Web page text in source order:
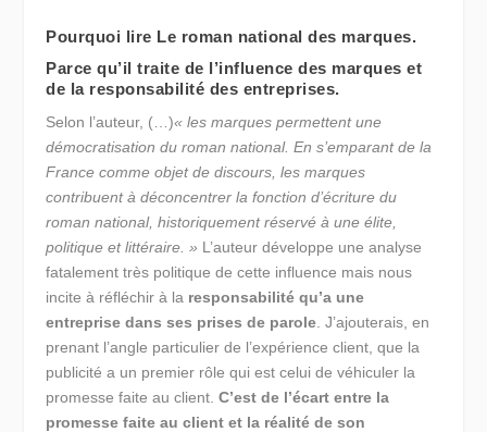
Pourquoi lire Le roman national des marques.
Parce qu’il traite de l’influence des marques et
de la responsabilité des entreprises.
Selon l’auteur, (…)« les marques permettent une
démocratisation du roman national. En s’emparant de la
France comme objet de discours, les marques
contribuent à déconcentrer la fonction d’écriture du
roman national, historiquement réservé à une élite,
politique et littéraire. » L’auteur développe une analyse
fatalement très politique de cette influence mais nous
incite à réfléchir à la responsabilité qu’a une
entreprise dans ses prises de parole . J’ajouterais, en
prenant l’angle particulier de l’expérience client, que la
publicité a un premier rôle qui est celui de véhiculer la
promesse faite au client.C’est de l’écart entre la
promesse faite au client et la réalité de son